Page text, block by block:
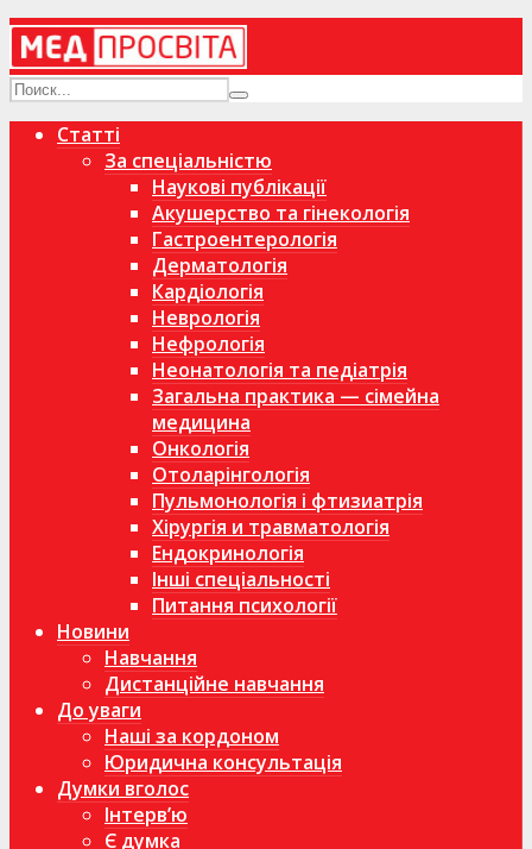
Статті
За спеціальністю
Наукові публікації
Акушерство та гінекологія
Гастроентерологія
Дерматологія
Кардіологія
Неврологія
Нефрологія
Неонатологія та педіатрія
Загальна практика — сімейна
медицина
Онкологія
Отоларінгологія
Пульмонологія і фтизиатрія
Хірургія и травматологія
Ендокринологія
Інші спеціальності
Питання психології
Новини
Навчання
Дистанційне навчання
До уваги
Наші за кордоном
Юридична консультація
Думки вголос
Інтерв’ю
Є думка